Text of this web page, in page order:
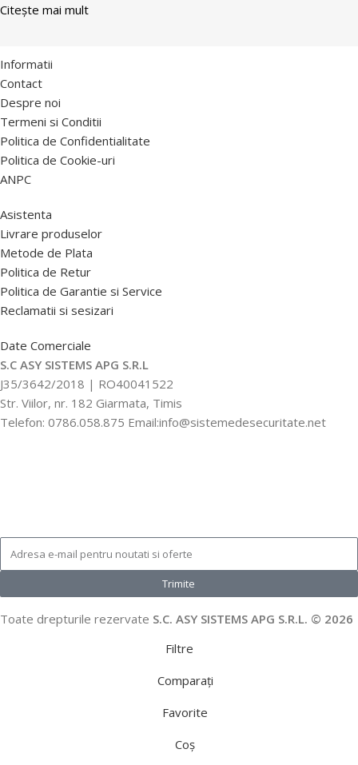
Citește mai mult
Informatii
Contact
Despre noi
Termeni si Conditii
Politica de Confidentialitate
Politica de Cookie-uri
ANPC
Asistenta
Livrare produselor
Metode de Plata
Politica de Retur
Politica de Garantie si Service
Reclamatii si sesizari
Date Comerciale
S.C ASY SISTEMS APG S.R.L
J35/3642/2018 | RO40041522
Str. Viilor, nr. 182 Giarmata, Timis
Telefon: 0786.058.875 Email:info@sistemedesecuritate.net
Trimite
Toate drepturile rezervate S.C. ASY SISTEMS APG S.R.L. © 2026
Filtre
Comparați
Favorite
Coș